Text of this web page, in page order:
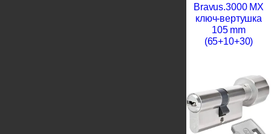
Bravus.3000 MX
ключ-вертушка
105 mm
(65+10+30)